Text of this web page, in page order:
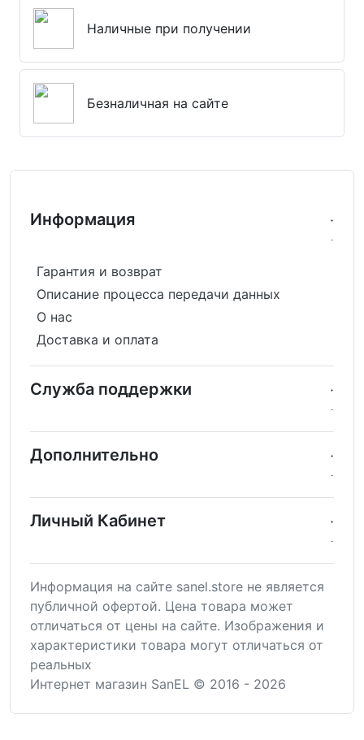
Наличные при получении
Безналичная на сайте
Информация
Гарантия и возврат
Описание процесса передачи данных
О нас
Доставка и оплата
Служба поддержки
Дополнительно
Личный Кабинет
Информация на сайте sanel.store не является
публичной офертой. Цена товара может
отличаться от цены на сайте. Изображения и
характеристики товара могут отличаться от
реальных
Интернет магазин SanEL © 2016 - 2026